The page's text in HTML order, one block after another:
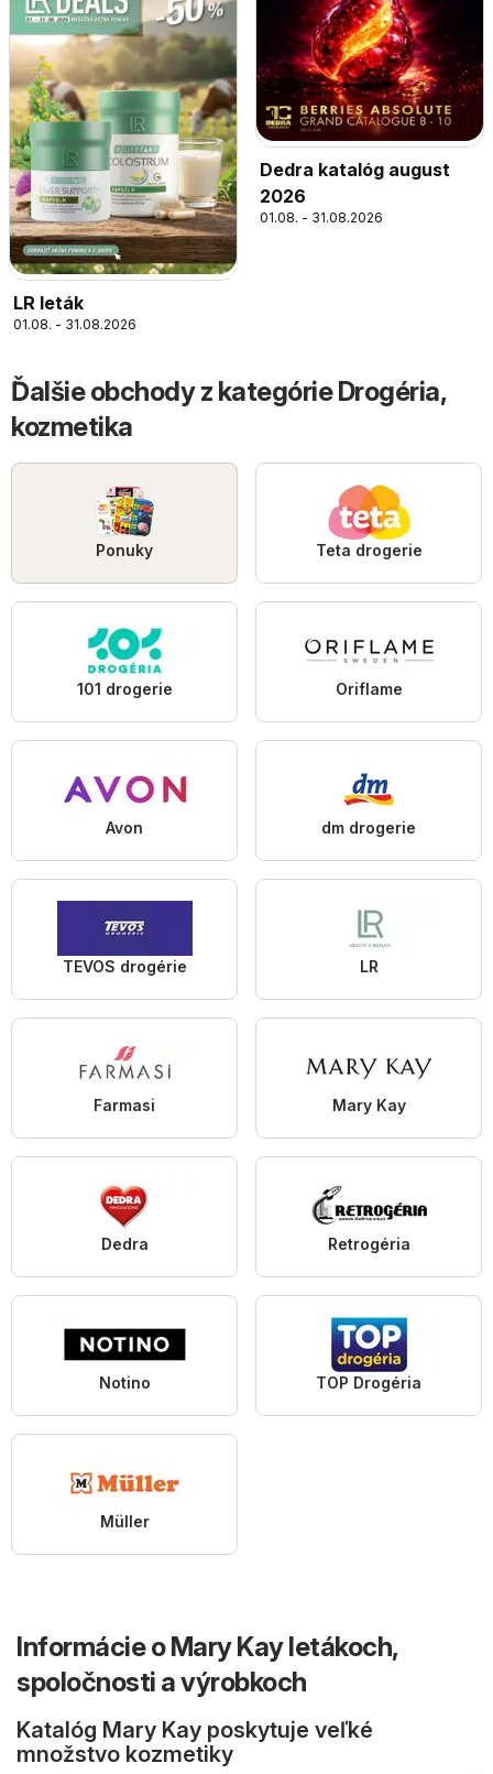
LR leták
01.08. - 31.08.2026
Dedra katalóg august
2026
01.08. - 31.08.2026
Ďalšie obchody z kategórie Drogéria,
kozmetika
Ponuky Teta drogerie
101 drogerie Oriflame
Avon dm drogerie
TEVOS drogérie LR
Farmasi Mary Kay
Dedra Retrogéria
Notino TOP Drogéria
Müller
Informácie o Mary Kay letákoch,
spoločnosti a výrobkoch
Katalóg Mary Kay poskytuje veľké
množstvo kozmetiky